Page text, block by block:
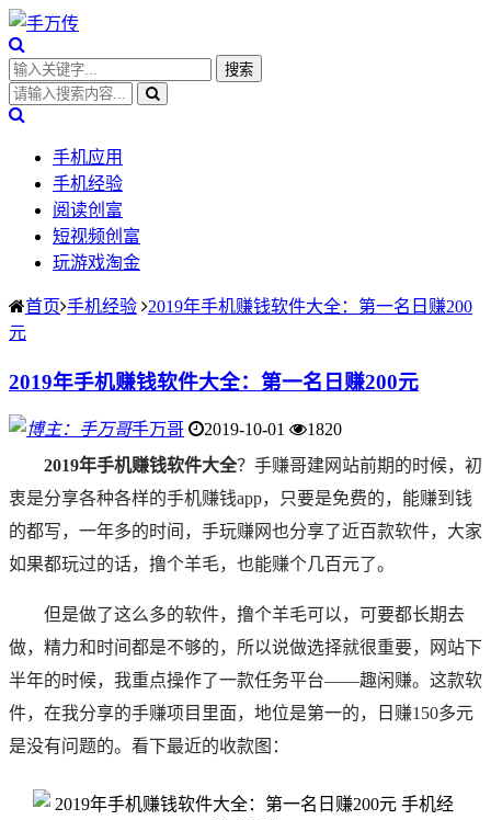
手机应用
手机经验
阅读创富
短视频创富
玩游戏淘金
首页 手机经验
2019年手机赚钱软件大全：第一名日赚200
元
2019年手机赚钱软件大全：第一名日赚200元
手万哥 2019-10-01
1820
2019年手机赚钱软件大全？手赚哥建网站前期的时候，初
衷是分享各种各样的手机赚钱app，只要是免费的，能赚到钱
的都写，一年多的时间，手玩赚网也分享了近百款软件，大家
如果都玩过的话，撸个羊毛，也能赚个几百元了。
但是做了这么多的软件，撸个羊毛可以，可要都长期去
做，精力和时间都是不够的，所以说做选择就很重要，网站下
半年的时候，我重点操作了一款任务平台——趣闲赚。这款软
件，在我分享的手赚项目里面，地位是第一的，日赚150多元
是没有问题的。看下最近的收款图：